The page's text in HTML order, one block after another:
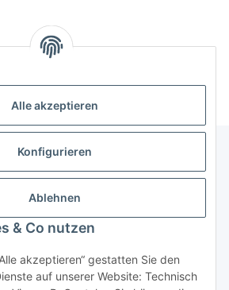
Alle akzeptieren
Konfigurieren
Ablehnen
& Co nutzen
akzeptieren“ gestatten Sie den
auf unserer Website: Technisch